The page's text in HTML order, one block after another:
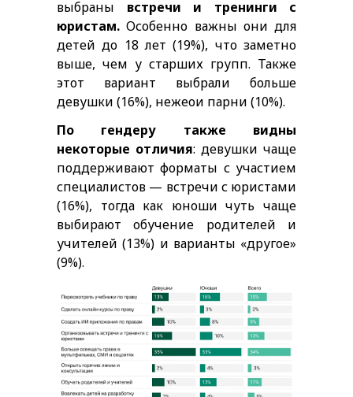
выбраны встречи и тренинги с
юристам. Особенно важны они для
детей до 18 лет (19%), что заметно
выше, чем у старших групп. Также
этот вариант выбрали больше
девушки (16%), нежеои парни (10%).
По гендеру также видны
некоторые отличия: девушки чаще
поддерживают форматы с участием
специалистов — встречи с юристами
(16%), тогда как юноши чуть чаще
выбирают обучение родителей и
учителей (13%) и варианты «другое»
(9%).